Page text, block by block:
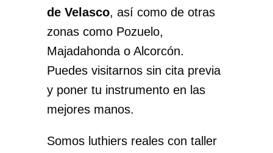
de Velasco, así como de otras
zonas como Pozuelo,
Majadahonda o Alcorcón.
Puedes visitarnos sin cita previa
y poner tu instrumento en las
mejores manos.
Somos luthiers reales con taller